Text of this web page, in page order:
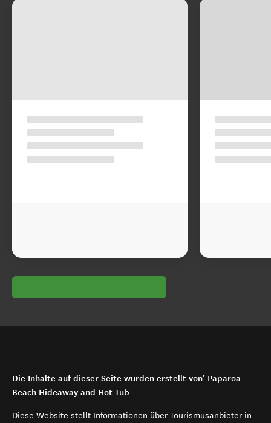
Die Inhalte auf dieser Seite wurden erstellt von’ Paparoa
Beach Hideaway and Hot Tub
Diese Website stellt Informationen über Tourismusanbieter in